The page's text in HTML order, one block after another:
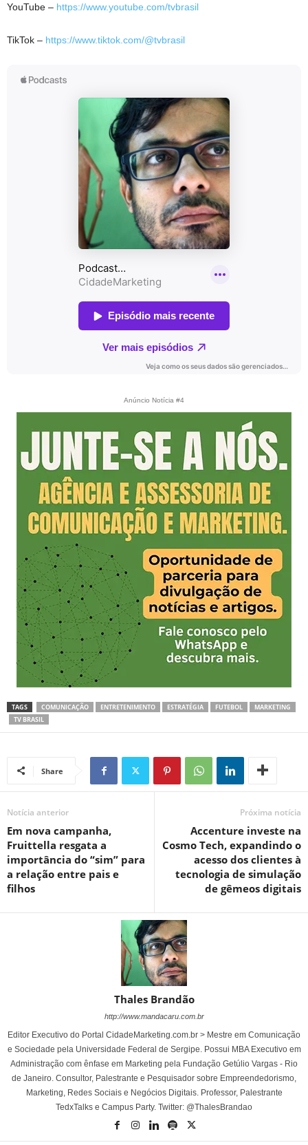
YouTube – https://www.youtube.com/tvbrasil
TikTok – https://www.tiktok.com/@tvbrasil
Anúncio Notícia #4
TAGS COMUNICAÇÃO ENTRETENIMENTO ESTRATÉGIA FUTEBOL
MARKETING
TV BRASIL
Share
Notícia anterior
Em nova campanha,
Fruittella resgata a
importância do “sim” para
a relação entre pais e
filhos
Próxima notícia
Accenture investe na
Cosmo Tech, expandindo o
acesso dos clientes à
tecnologia de simulação
de gêmeos digitais
Thales Brandão
http://www.mandacaru.com.br
Editor Executivo do Portal CidadeMarketing.com.br > Mestre em Comunicação
e Sociedade pela Universidade Federal de Sergipe. Possui MBA Executivo em
Administração com ênfase em Marketing pela Fundação Getúlio Vargas - Rio
de Janeiro. Consultor, Palestrante e Pesquisador sobre Empreendedorismo,
Marketing, Redes Sociais e Negócios Digitais. Professor, Palestrante
TedxTalks e Campus Party. Twitter: @ThalesBrandao